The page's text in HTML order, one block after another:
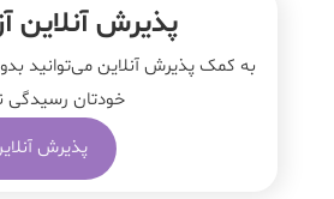
پذیرش آنلاین
به کمک پذیرش آنلاین می‌توانید
خودتان رسیدگی
پذیرش